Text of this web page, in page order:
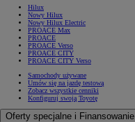
Hilux
Nowy Hilux
Nowy Hilux Electric
PROACE Max
PROACE
PROACE Verso
PROACE CITY
PROACE CITY Verso
Samochody używane
Umów się na jazdę testową
Zobacz wszystkie cenniki
Konfiguruj swoją Toyotę
Oferty specjalne i Finansowanie